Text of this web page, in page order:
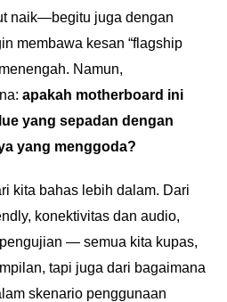
naik—begitu juga dengan
membawa kesan “flagship
Namun,
apakah motherboard ini
yang sepadan dengan
yang menggoda?
kita bahas lebih dalam. Dari
konektivitas dan audio,
— semua kita kupas,
tapi juga dari bagaimana
skenario penggunaan